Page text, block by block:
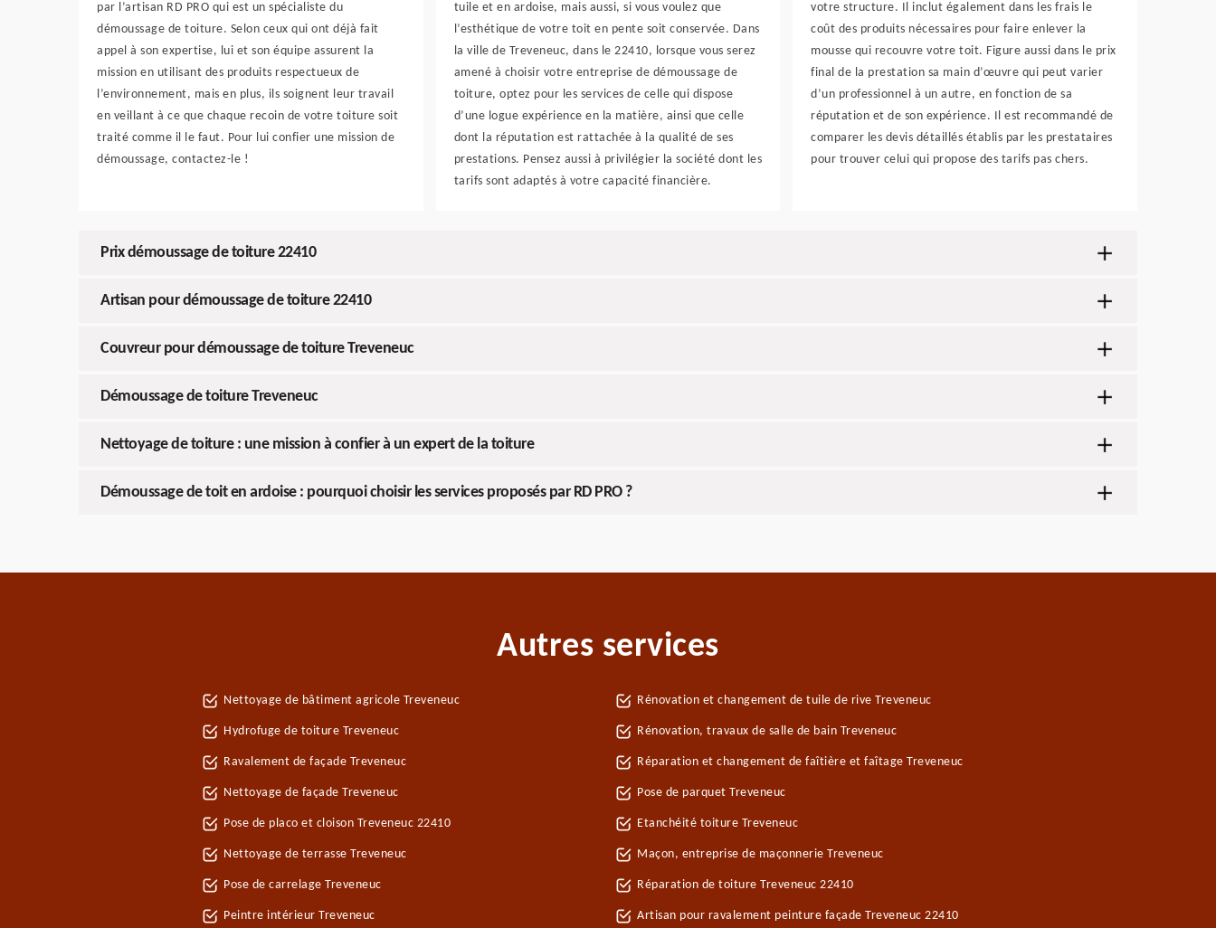
par l’artisan RD PRO qui est un spécialiste du
démoussage de toiture. Selon ceux qui ont déjà fait
appel à son expertise, lui et son équipe assurent la
mission en utilisant des produits respectueux de
l’environnement, mais en plus, ils soignent leur travail
en veillant à ce que chaque recoin de votre toiture soit
traité comme il le faut. Pour lui confier une mission de
démoussage, contactez-le !
tuile et en ardoise, mais aussi, si vous voulez que
l’esthétique de votre toit en pente soit conservée. Dans
la ville de Treveneuc, dans le 22410, lorsque vous serez
amené à choisir votre entreprise de démoussage de
toiture, optez pour les services de celle qui dispose
d’une logue expérience en la matière, ainsi que celle
dont la réputation est rattachée à la qualité de ses
prestations. Pensez aussi à privilégier la société dont les
tarifs sont adaptés à votre capacité financière.
votre structure. Il inclut également dans les frais le
coût des produits nécessaires pour faire enlever la
mousse qui recouvre votre toit. Figure aussi dans le prix
final de la prestation sa main d’œuvre qui peut varier
d’un professionnel à un autre, en fonction de sa
réputation et de son expérience. Il est recommandé de
comparer les devis détaillés établis par les prestataires
pour trouver celui qui propose des tarifs pas chers.
Prix démoussage de toiture 22410
Artisan pour démoussage de toiture 22410
Couvreur pour démoussage de toiture Treveneuc
Démoussage de toiture Treveneuc
Nettoyage de toiture : une mission à confier à un expert de la toiture
Démoussage de toit en ardoise : pourquoi choisir les services proposés par RD PRO ?
Autres services
Nettoyage de bâtiment agricole Treveneuc
Hydrofuge de toiture Treveneuc
Ravalement de façade Treveneuc
Nettoyage de façade Treveneuc
Pose de placo et cloison Treveneuc 22410
Nettoyage de terrasse Treveneuc
Pose de carrelage Treveneuc
Peintre intérieur Treveneuc
Rénovation et changement de tuile de rive Treveneuc
Rénovation, travaux de salle de bain Treveneuc
Réparation et changement de faîtière et faîtage Treveneuc
Pose de parquet Treveneuc
Etanchéité toiture Treveneuc
Maçon, entreprise de maçonnerie Treveneuc
Réparation de toiture Treveneuc 22410
Artisan pour ravalement peinture façade Treveneuc 22410